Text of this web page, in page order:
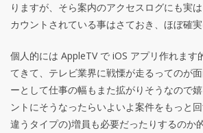
りますが、そら案内のアクセスログにも実
カウントされている事はさておき、ほぼ確実
個人的には AppleTV で iOS アプリ作れます
てきて、テレビ業界に戦慄が走るってのが
ーとして仕事の幅もまた拡がりそうなので
ントにそうなったらいよいよ案件をもっと
違うタイプの)増員も必要だったりするのか